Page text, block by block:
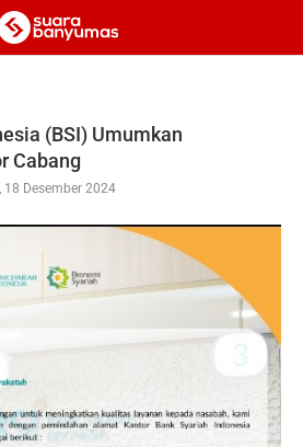
(BSI) Umumkan
Cabang
18 Desember 2024